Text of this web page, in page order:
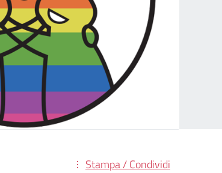
Stampa / Condividi